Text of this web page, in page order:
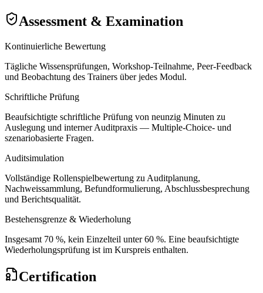
Assessment & Examination
Kontinuierliche Bewertung
Tägliche Wissensprüfungen, Workshop-Teilnahme, Peer-Feedback
und Beobachtung des Trainers über jedes Modul.
Schriftliche Prüfung
Beaufsichtigte schriftliche Prüfung von neunzig Minuten zu
Auslegung und interner Auditpraxis — Multiple-Choice- und
szenariobasierte Fragen.
Auditsimulation
Vollständige Rollenspielbewertung zu Auditplanung,
Nachweissammlung, Befundformulierung, Abschlussbesprechung
und Berichtsqualität.
Bestehensgrenze & Wiederholung
Insgesamt 70 %, kein Einzelteil unter 60 %. Eine beaufsichtigte
Wiederholungsprüfung ist im Kurspreis enthalten.
Certification